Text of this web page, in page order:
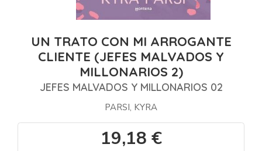
UN TRATO CON MI ARROGANTE
CLIENTE (JEFES MALVADOS Y
MILLONARIOS 2)
JEFES MALVADOS Y MILLONARIOS 02
PARSI, KYRA
19,18 €